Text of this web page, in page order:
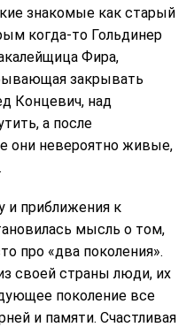
знакомые как старый
когда-то Гольдинер
Фира,
закрывать
Концевич, над
а после
они невероятно живые,
и приближения к
мысль о том,
про «два поколения».
своей страны люди, их
поколение все
и памяти. Счастливая